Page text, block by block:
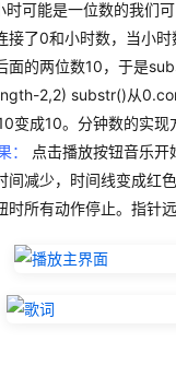
可能是一位数的我们
了0和小时数，当小
面的两位数10，于是
2,2) substr()从
变成10。分钟数的实
：
点击播放按钮音乐
减少，时间线变成红
时所有动作停止。指针